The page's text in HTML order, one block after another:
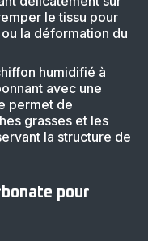
le tissu pour
la déformation du
humidifié à
avec une
permet de
grasses et les
la structure de
pour